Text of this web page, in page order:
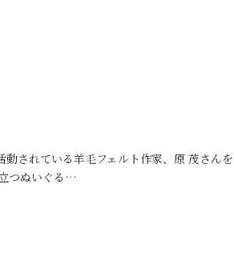
動されている羊毛フェルト作家、原 茂さん
つぬいぐる…